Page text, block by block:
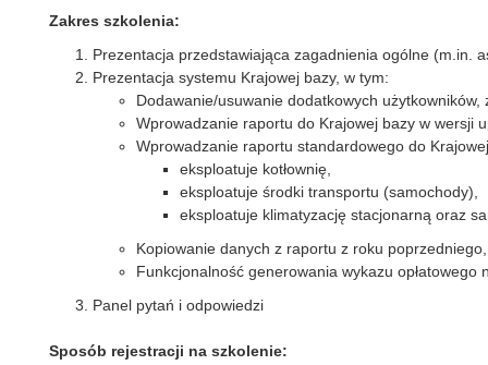
Zakres szkolenia:
Prezentacja przedstawiająca zagadnienia ogólne (m.in.
Prezentacja systemu Krajowej bazy, w tym:
Dodawanie/usuwanie dodatkowych użytkowników,
Wprowadzanie raportu do Krajowej bazy w wersji
Wprowadzanie raportu standardowego do
eksploatuje kotłownię,
eksploatuje środki transportu (samochody),
eksploatuje klimatyzację stacjonarną oraz
Kopiowanie danych z raportu z roku
Funkcjonalność generowania wykazu
Panel pytań i odpowiedzi
Sposób rejestracji na szkolenie: